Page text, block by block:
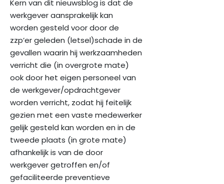
Kern van dit nieuwsblog is dat de
werkgever aansprakelijk kan
worden gesteld voor door de
zzp’er geleden (letsel)schade in de
gevallen waarin hij werkzaamheden
verricht die (in overgrote mate)
ook door het eigen personeel van
de werkgever/opdrachtgever
worden verricht, zodat hij feitelijk
gezien met een vaste medewerker
gelijk gesteld kan worden en in de
tweede plaats (in grote mate)
afhankelijk is van de door
werkgever getroffen en/of
gefaciliteerde preventieve